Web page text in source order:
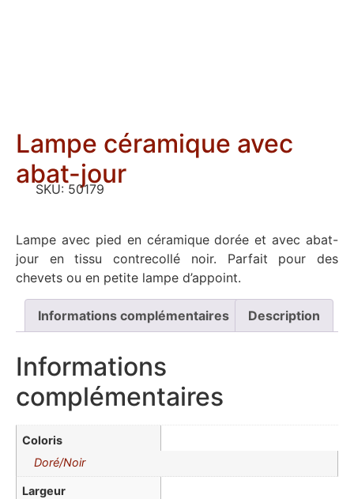
Lampe céramique avec
abat-jour
SKU: 50179
Lampe avec pied en céramique dorée et avec abat-
jour en tissu contrecollé noir. Parfait pour des
chevets ou en petite lampe d’appoint.
Informations complémentaires Description
Informations
complémentaires
Coloris
Doré/Noir
Largeur